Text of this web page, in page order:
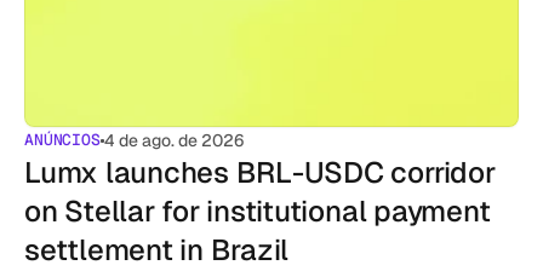
ANÚNCIOS4 de ago. de 2026
Lumx launches BRL-USDC corridor
on Stellar for institutional payment
settlement in Brazil